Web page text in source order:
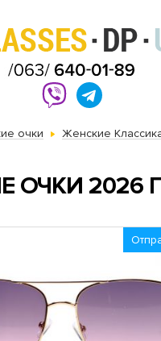
очки
Женские
ОЧКИ 2026